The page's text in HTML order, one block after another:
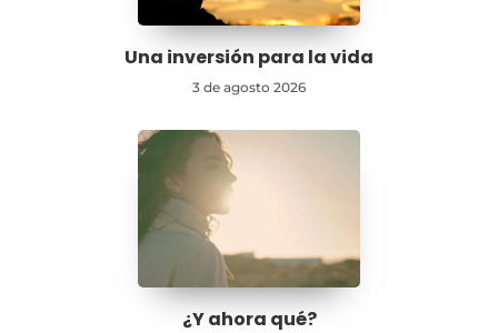
Una inversión para la vida
3 de agosto 2026
¿Y ahora qué?